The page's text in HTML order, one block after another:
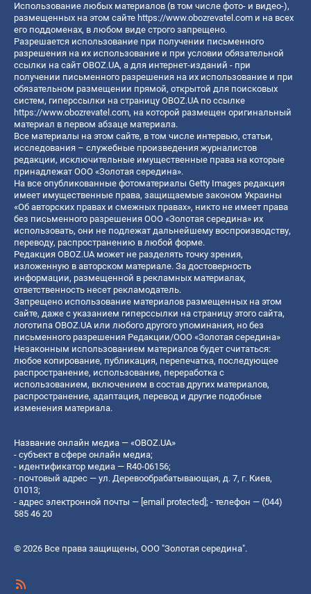
Использование любых материалов (в том числе фото- и видео-),
размещенных на этом сайте https://www.obozrevatel.com и на всех
его поддоменах, в любом виде строго запрещено.
Разрешается использование при получении письменного
разрешения на их использование и при условии обязательной
ссылки на сайт OBOZ.UA, а для интернет-изданий - при
получении письменного разрешения на их использование и при
обязательном размещении прямой, открытой для поисковых
систем, гиперссылки на страницу OBOZ.UA по ссылке
https://www.obozrevatel.com, на которой размещен оригинальный
материал в первом абзаце материала.
Все материалы на этом сайте, в том числе интервью, статьи,
исследования – служебные произведения журналистов
редакции, исключительные имущественные права на которые
принадлежат ООО «Золотая середина».
На все опубликованные фотоматериалы Getty Images редакция
имеет имущественные права, защищаемые законом Украины
«Об авторских правах и смежных правах», никто не имеет права
без письменного разрешения ООО «Золотая середина» их
использовать, они не подлежат дальнейшему воспроизводству,
переводу, распространению в любой форме.
Редакция OBOZ.UA может не разделять точку зрения,
изложенную в авторском материале. За достоверность
информации, размещенной в рекламных материалах,
ответственность несет рекламодатель.
Запрещено использование материалов размещенных на этом
сайте, даже с указанием гиперссылки на страницу этого сайта,
логотипа OBOZ.UA или любого другого упоминания, но без
письменного разрешения Редакции/ООО «Золотая середина»
Незаконным использованием материалов будет считаться:
любое копирование, публикация, перепечатка, последующее
распространение, использование, переработка с
использованием, включением в состав других материалов,
распространение, адаптация, перевод и другие подобные
изменения материала.
Название онлайн медиа — «OBOZ.UA»
- субъект в сфере онлайн медиа;
- идентификатор медиа — R40-06156;
- почтовый адрес — ул. Деревообрабатывающая, д. 7, г. Киев,
01013;
- адрес электронной почты — [email protected] ; - телефон — (044)
585 46 20
© 2026 Все права защищены, ООО "Золотая середина".